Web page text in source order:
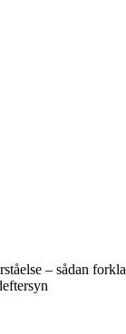
– sådan